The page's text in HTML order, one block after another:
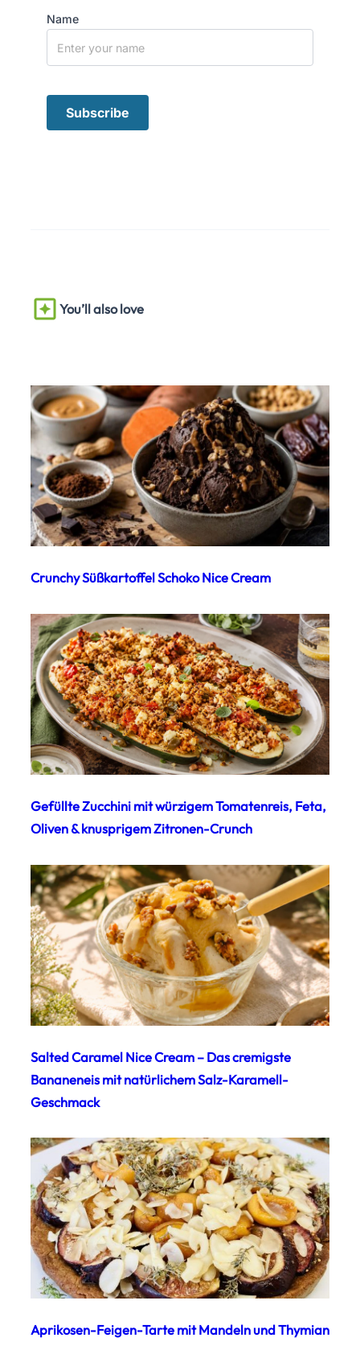
Name
You’ll also love
Crunchy Süßkartoffel Schoko Nice Cream
Gefüllte Zucchini mit würzigem Tomatenreis, Feta,
Oliven & knusprigem Zitronen-Crunch
Salted Caramel Nice Cream – Das cremigste
Bananeneis mit natürlichem Salz-Karamell-
Geschmack
Aprikosen-Feigen-Tarte mit Mandeln und Thymian